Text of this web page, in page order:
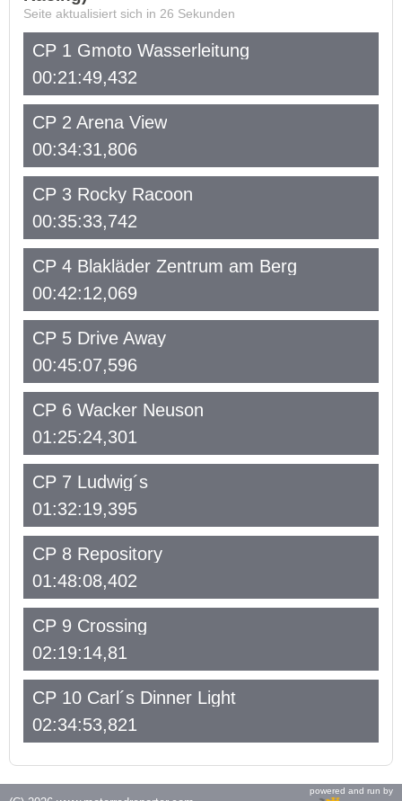
Seite aktualisiert sich in 26 Sekunden
CP 1 Gmoto Wasserleitung
00:21:49,432
CP 2 Arena View
00:34:31,806
CP 3 Rocky Racoon
00:35:33,742
CP 4 Blakläder Zentrum am Berg
00:42:12,069
CP 5 Drive Away
00:45:07,596
CP 6 Wacker Neuson
01:25:24,301
CP 7 Ludwig´s
01:32:19,395
CP 8 Repository
01:48:08,402
CP 9 Crossing
02:19:14,81
CP 10 Carl´s Dinner Light
02:34:53,821
powered and run by